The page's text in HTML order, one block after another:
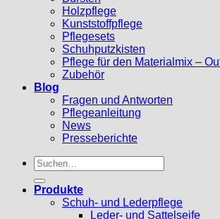
Holzpflege
Kunststoffpflege
Pflegesets
Schuhputzkisten
Pflege für den Materialmix –
Zubehör
Blog
Fragen und Antworten
Pflegeanleitung
News
Presseberichte
Suchen
nach:
Produkte
Schuh- und Lederpflege
Leder- und Sattelseife